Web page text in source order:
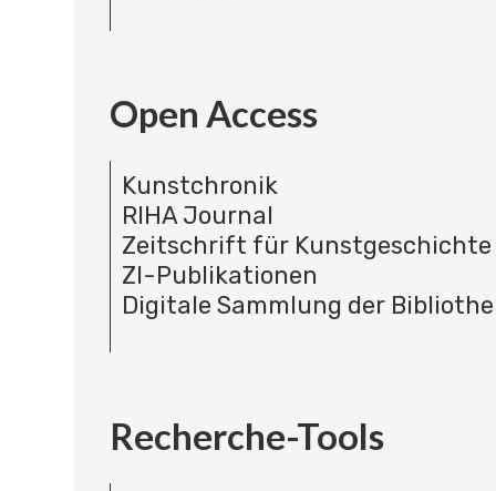
Open Access
Kunstchronik
RIHA Journal
Zeitschrift für Kunstgeschichte
ZI-Publikationen
Digitale Sammlung der
Recherche-Tools